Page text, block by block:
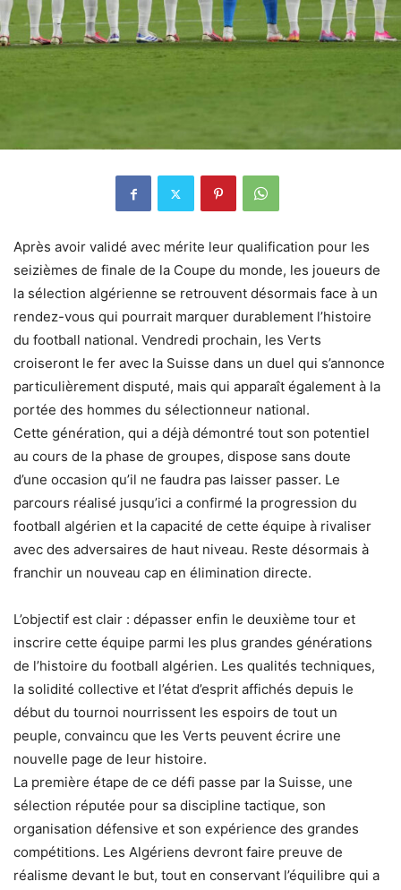
Après avoir validé avec mérite leur qualification pour les
seizièmes de finale de la Coupe du monde, les joueurs de
la sélection algérienne se retrouvent désormais face à un
rendez-vous qui pourrait marquer durablement l’histoire
du football national. Vendredi prochain, les Verts
croiseront le fer avec la Suisse dans un duel qui s’annonce
particulièrement disputé, mais qui apparaît également à la
portée des hommes du sélectionneur national.
Cette génération, qui a déjà démontré tout son potentiel
au cours de la phase de groupes, dispose sans doute
d’une occasion qu’il ne faudra pas laisser passer. Le
parcours réalisé jusqu’ici a confirmé la progression du
football algérien et la capacité de cette équipe à rivaliser
avec des adversaires de haut niveau. Reste désormais à
franchir un nouveau cap en élimination directe.
L’objectif est clair : dépasser enfin le deuxième tour et
inscrire cette équipe parmi les plus grandes générations
de l’histoire du football algérien. Les qualités techniques,
la solidité collective et l’état d’esprit affichés depuis le
début du tournoi nourrissent les espoirs de tout un
peuple, convaincu que les Verts peuvent écrire une
nouvelle page de leur histoire.
La première étape de ce défi passe par la Suisse, une
sélection réputée pour sa discipline tactique, son
organisation défensive et son expérience des grandes
compétitions. Les Algériens devront faire preuve de
réalisme devant le but, tout en conservant l’équilibre qui a